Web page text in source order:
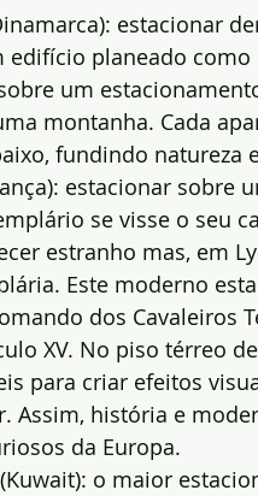
estacionar
edifício planeado
um
montanha. Cada
fundindo natureza
estacionar
se visse o seu
estranho mas, em
Este moderno
dos Cavaleiros
XV. No piso térreo
para criar efeitos
Assim, história e
da Europa.
o maior